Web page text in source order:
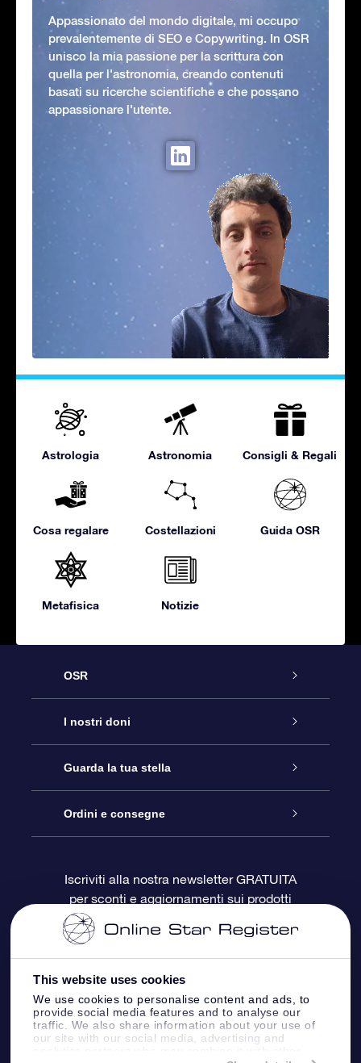
This website uses cookies
We use cookies to personalise content and ads, to
provide social media features and to analyse our
traffic. We also share information about your use of
our site with our social media, advertising and
Appassionato del mondo digitale, mi occupo
prevalentemente di SEO e Copywriting. In OSR
unisco la mia passione per la scrittura con
quella per l'astronomia, creando contenuti
basati su ricerche scientifiche e che possano
appassionare l'utente.
Astrologia Astronomia Consigli & Regali
Cosa regalare Costellazioni Guida OSR
Metafisica Notizie
OSR
Assistenza
Contattaci
Blog
OSR Recensioni
I nostri doni
Online Star Gift
Pacchetto regalo OSR
Gift Card OSR
Doni aziendali
Guarda la tua stella
Registro stellare
Star Page personalizzata
One Million Stars
OSR Starsaver
App VR ‘Fly me to the stars’
Ordini e consegne
Informazioni di Pagamento
Politica di reso
Costellazioni
Iscriviti alla nostra newsletter GRATUITA
per sconti e aggiornamenti sui prodotti